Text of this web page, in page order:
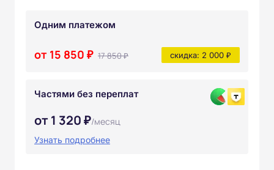
Одним платежом
от 15 850 ₽ 17 850 ₽ скидка: 2 000 ₽
Частями без переплат
от 1 320 ₽/месяц
Узнать подробнее